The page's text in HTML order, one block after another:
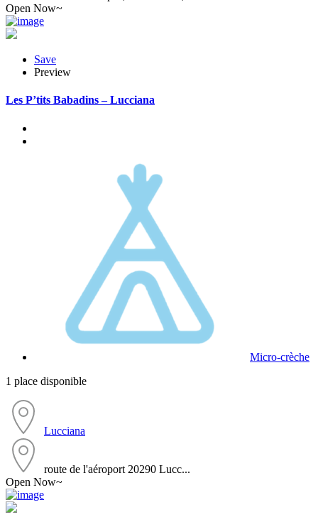
Open Now~
Save
Preview
Les P’tits Babadins – Lucciana
Micro-crèche
1 place disponible
Lucciana
route de l'aéroport 20290 Lucc...
Open Now~